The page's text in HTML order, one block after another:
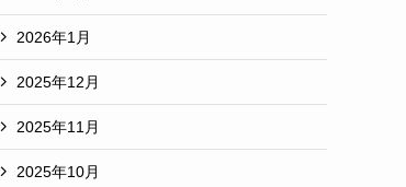
2026年1月
2025年12月
2025年11月
2025年10月